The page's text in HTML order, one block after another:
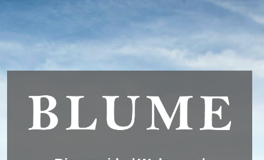
DEUTSCH
ESPAÑOL
Wir verwenden Cookies, um dir die bestmögliche Erfahrung auf
unserer Website zu bieten.
You can find out more about which cookies we are using or